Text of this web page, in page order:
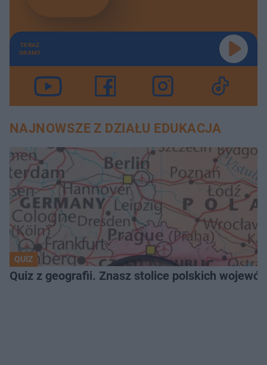
TERAZ
GRAMY
NAJNOWSZE Z DZIAŁU EDUKACJA
QUIZ
Quiz z geografii. Znasz stolice polskich